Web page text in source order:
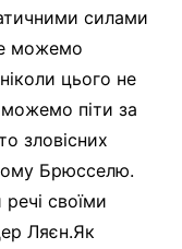
силами
можемо
цього не
піти за
зловісних
Брюсселю.
своїми
Ляєн.Як